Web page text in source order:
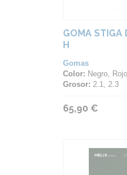
GOMA STIGA
H
Gomas
Color: Negro, Rojo
Grosor: 2.1, 2.3
65,90 €